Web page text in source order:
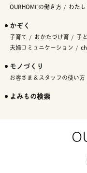
OURHOMEの働き方 わた
かぞく
子育て おかたづけ育 子
夫婦コミュニケーション
モノづくり
お客さま＆スタッフの使い方
よみもの検索